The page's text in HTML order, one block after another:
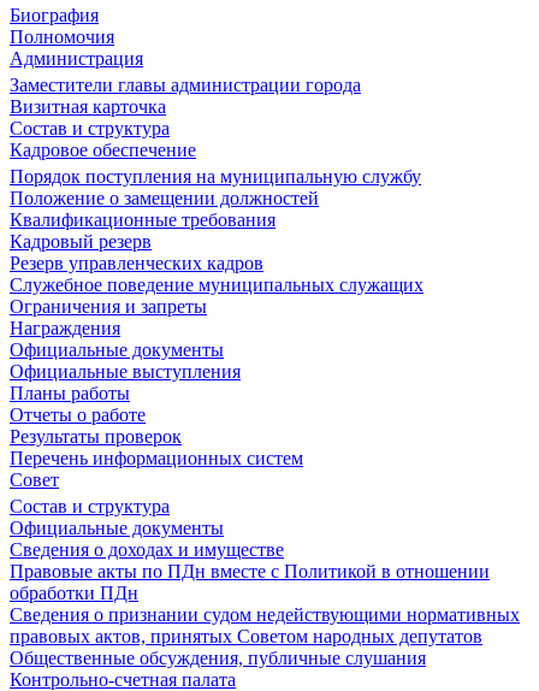
Биография
Полномочия
Администрация
Заместители главы администрации города
Визитная карточка
Состав и структура
Кадровое обеспечение
Порядок поступления на муниципальную службу
Положение о замещении должностей
Квалификационные требования
Кадровый резерв
Резерв управленческих кадров
Служебное поведение муниципальных служащих
Ограничения и запреты
Награждения
Официальные документы
Официальные выступления
Планы работы
Отчеты о работе
Результаты проверок
Перечень информационных систем
Совет
Состав и структура
Официальные документы
Сведения о доходах и имуществе
Правовые акты по ПДн вместе с Политикой в отношении
обработки ПДн
Сведения о признании судом недействующими нормативных
правовых актов, принятых Советом народных депутатов
Общественные обсуждения, публичные слушания
Контрольно-счетная палата